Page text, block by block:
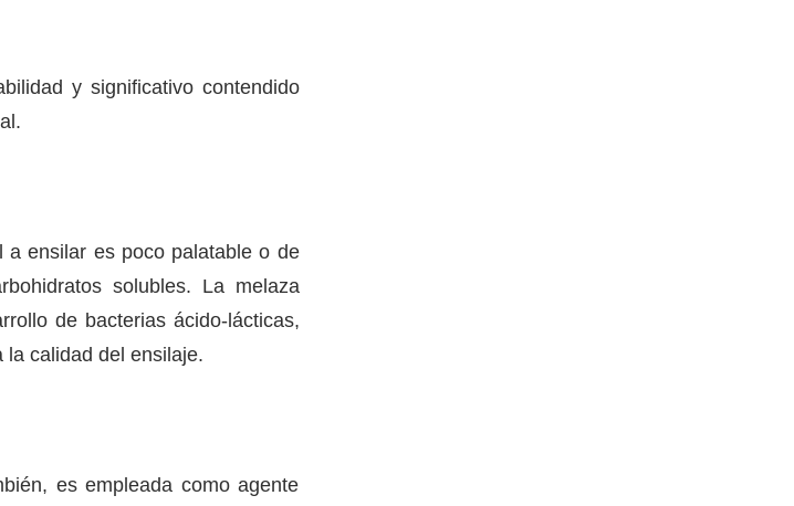
y significativo contendido
a ensilar es poco palatable o de
solubles. La melaza
de bacterias ácido-lácticas,
la calidad del ensilaje.
es empleada como agente